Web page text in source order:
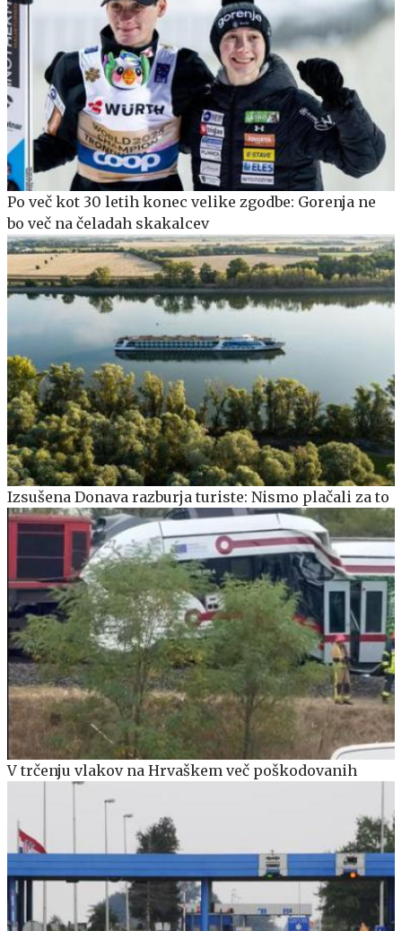
Po več kot 30 letih konec velike zgodbe: Gorenja ne
bo več na čeladah skakalcev
Izsušena Donava razburja turiste: Nismo plačali za to
V trčenju vlakov na Hrvaškem več poškodovanih